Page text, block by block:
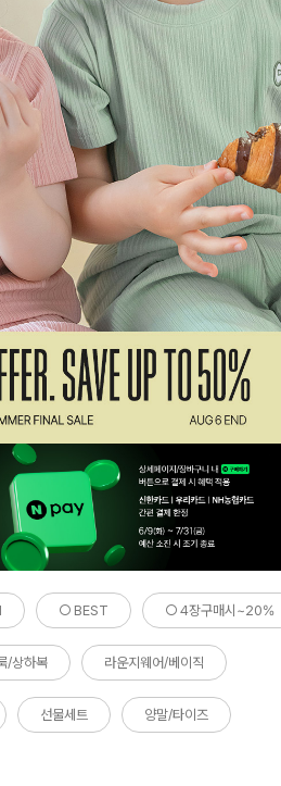
○ BEST ○ 4장구매시~20%
/상하복 라운지웨어/베이직
선물세트 양말/타이즈